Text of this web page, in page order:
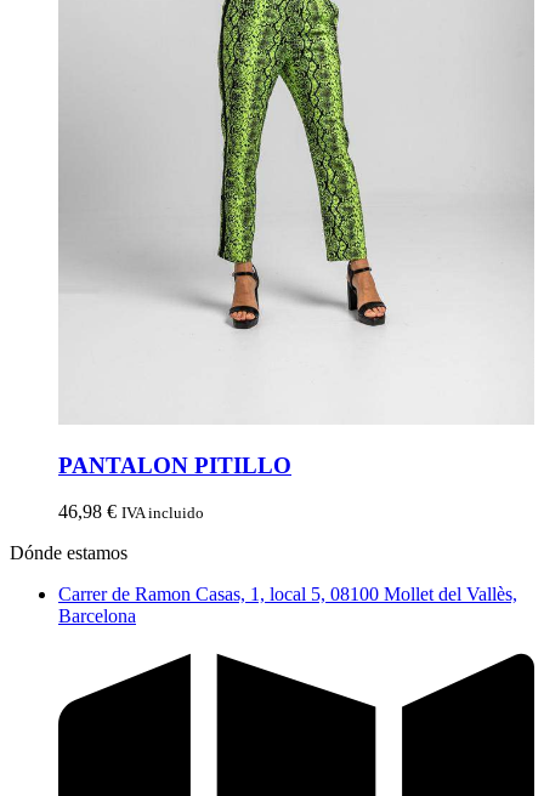
PANTALON PITILLO
46,98 € IVA incluido
Dónde estamos
Carrer de Ramon Casas, 1, local 5, 08100 Mollet del Vallès,
Barcelona